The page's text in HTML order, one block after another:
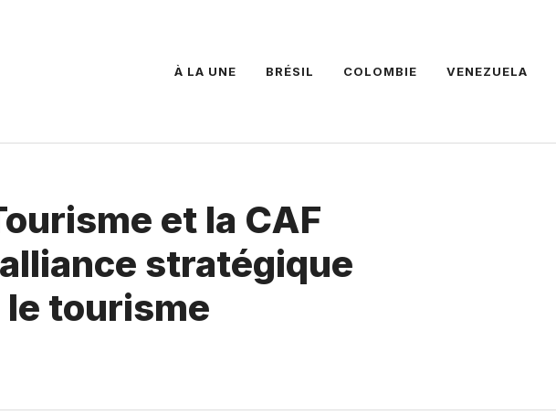
À LA UNE BRÉSIL COLOMBIE VENEZUELA
et la CAF
stratégique
tourisme